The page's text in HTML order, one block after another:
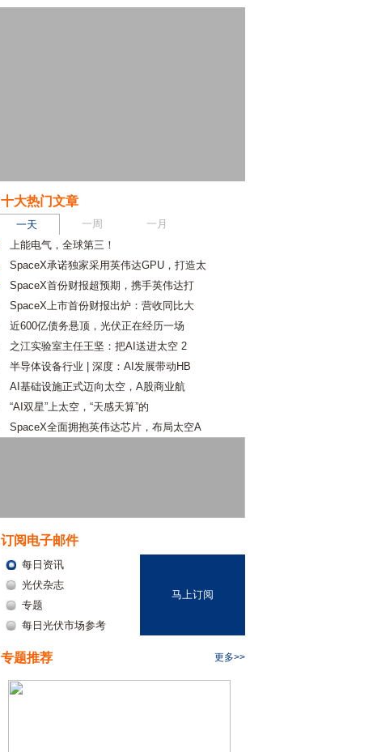
十大热门文章
一天 一周
一月
上能电气，全球第三！
SpaceX承诺独家采用英伟达GPU，打造太
SpaceX首份财报超预期，携手英伟达打
SpaceX上市首份财报出炉：营收同比大
近600亿债务悬顶，光伏正在经历一场
之江实验室主任王坚：把AI送进太空 2
半导体设备行业 | 深度：AI发展带动HB
AI基础设施正式迈向太空，A股商业航
“AI双星”上太空，“天感天算”的
SpaceX全面拥抱英伟达芯片，布局太空A
订阅电子邮件
每日资讯
光伏杂志
专题
每日光伏市场参考
马上订阅
专题推荐 更多>>